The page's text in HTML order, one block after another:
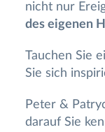
nicht nur
des eigenen
Tauchen Sie
Sie sich
Peter &
darauf Sie